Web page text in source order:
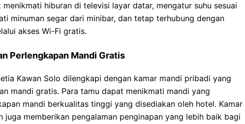
hiburan di televisi layar datar, mengatur suhu sesuai
minuman segar dari minibar, dan tetap terhubung dengan
akses Wi-Fi gratis.
Perlengkapan Mandi Gratis
Kawan Solo dilengkapi dengan kamar mandi pribadi yang
mandi gratis. Para tamu dapat menikmati mandi yang
mandi berkualitas tinggi yang disediakan oleh hotel. Kamar
juga memberikan pengalaman penginapan yang lebih baik bagi